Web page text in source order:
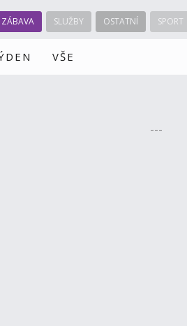
ZÁBAVA SLUŽBY OSTATNÍ SPORT
VŠE
---